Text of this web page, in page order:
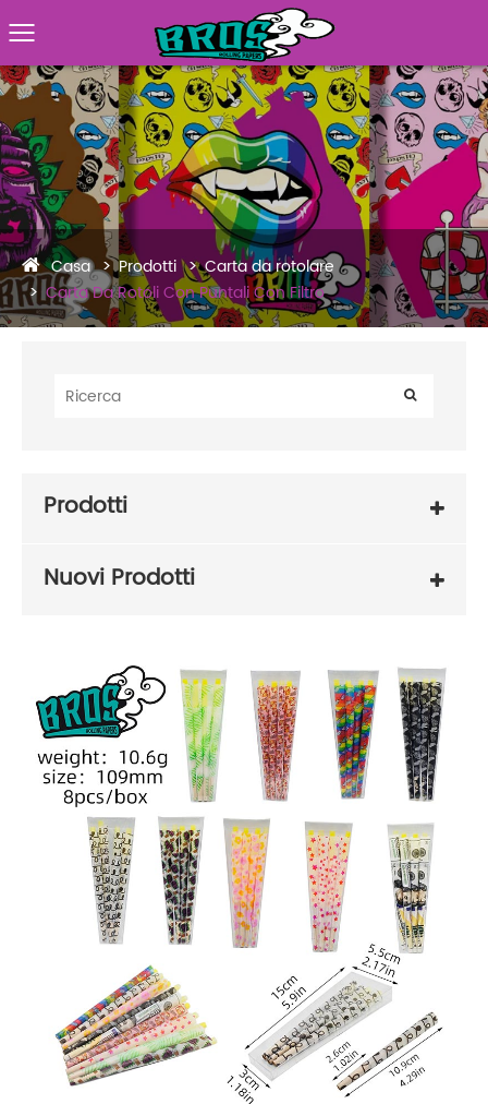
Casa Prodotti
Carta da rotolare
Carta Da Rotoli Con Puntali Con Filtro
Prodotti
Nuovi Prodotti